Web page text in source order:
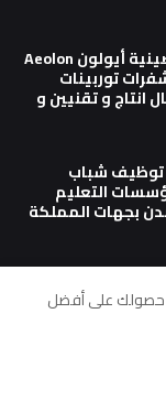
المجموعة الصناعية الصينية أيولون Aeolon
توربينات
انتاج و تقنيين و
توظيف شباب
التعليم
بجهات المملكة
حصولك على أفضل